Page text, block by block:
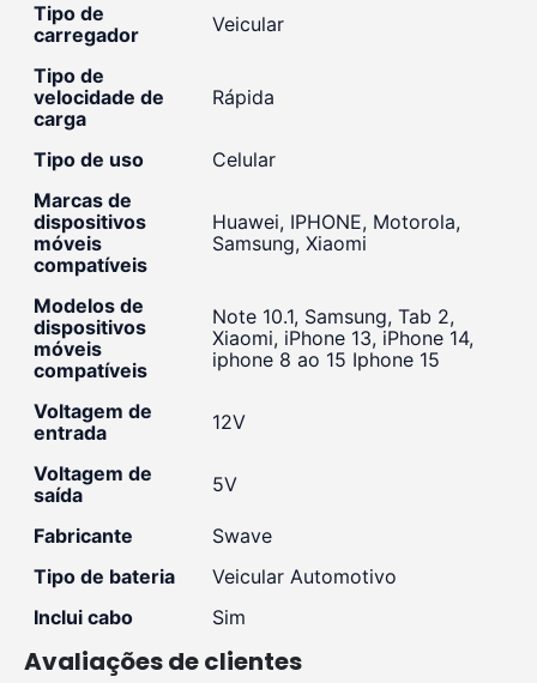
Tipo de
carregador
Veicular
Tipo de
velocidade de
carga
Rápida
Tipo de uso
Celular
Marcas de
dispositivos
móveis
compatíveis
Huawei, IPHONE, Motorola,
Samsung, Xiaomi
Modelos de
dispositivos
móveis
compatíveis
Note 10.1, Samsung, Tab 2,
Xiaomi, iPhone 13, iPhone 14,
iphone 8 ao 15 Iphone 15
Voltagem de
entrada
12V
Voltagem de
saída
5V
Fabricante
Swave
Tipo de bateria
Veicular Automotivo
Inclui cabo
Sim
Avaliações de clientes